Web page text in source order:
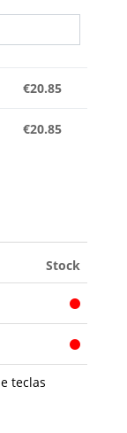
€20.85
€20.85
Stock
teclas